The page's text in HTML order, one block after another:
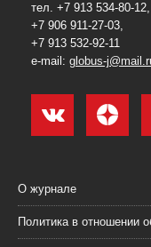
тел. +7 913 534-80-12,
+7 906 911-27-03,
+7 913 532-92-11
e-mail: globus-
О журнале
Политика в отношении